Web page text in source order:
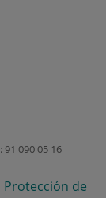
91 090 05 16
Protección de